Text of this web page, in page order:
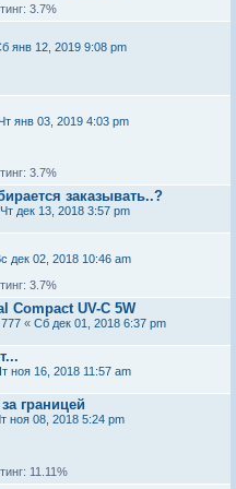
3.7%
янв 12, 2019 9:08 pm
янв 03, 2019 4:03 pm
3.7%
заказывать..?
Чт дек 13, 2018 3:57 pm
дек 02, 2018 10:46 am
3.7%
Compact UV-C 5W
« Сб дек 01, 2018 6:37 pm
ноя 16, 2018 11:57 am
границей
ноя 08, 2018 5:24 pm
11.11%